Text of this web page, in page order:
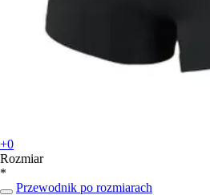
+0
Rozmiar
*
Przewodnik po rozmiarach